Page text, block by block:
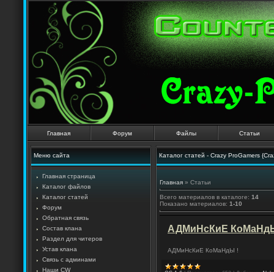
Главная Форум Файлы Статьи
Меню сайта
Главная страница
Каталог файлов
Каталог статей
Форум
Обратная связь
Состав клана
Раздел для читеров
Устав клана
Связь с админами
Наши CW
Каталог статей - Crazy ProGamers
Главная » Статьи
Всего материалов в каталоге: 14
Показано материалов: 1-10
АДМиНсКиЕ
АДМиНсКиЕ КоМаНдЫ !